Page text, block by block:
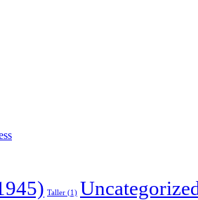
Taller (1)